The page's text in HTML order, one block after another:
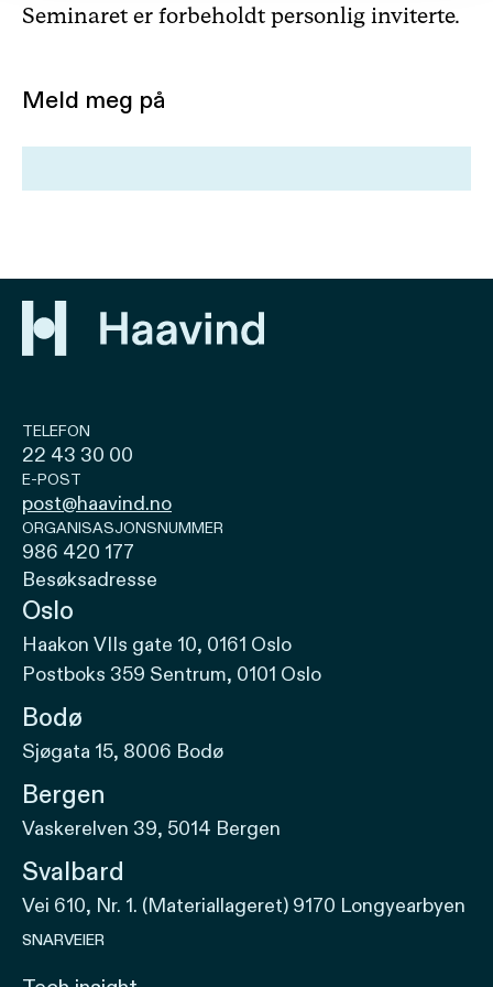
Seminaret er forbeholdt personlig inviterte.
Meld meg på
TELEFON
22 43 30 00
E-POST
post@haavind.no
ORGANISASJONSNUMMER
986 420 177
Besøksadresse
Oslo
Haakon VIIs gate 10, 0161 Oslo
Postboks 359 Sentrum, 0101 Oslo
Bodø
Sjøgata 15, 8006 Bodø
Bergen
Vaskerelven 39, 5014 Bergen
Svalbard
Vei 610, Nr. 1. (Materiallageret) 9170 Longyearbyen
SNARVEIER